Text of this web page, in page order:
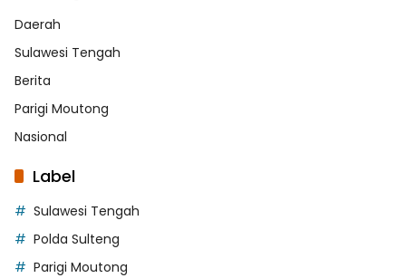
Daerah
Sulawesi Tengah
Berita
Parigi Moutong
Nasional
Label
Sulawesi Tengah
Polda Sulteng
Parigi Moutong